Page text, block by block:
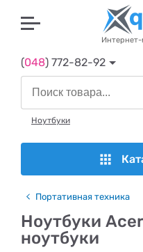
Интернет-
(048) 772-82-92
Ноутбуки
Портативная техника
Ноутбуки
ноутбуки